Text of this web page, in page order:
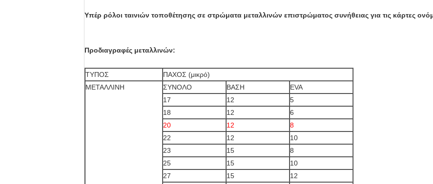
Υπέρ ρόλοι ταινιών τοποθέτησης σε στρώματα μεταλλινών επιστρώματος συνήθειας για τις κάρτες
Προδιαγραφές μεταλλινών:
ΤΥΠΟΣ
ΠΑΧΟΣ (μικρό)
ΜΕΤΑΛΛΙΝΗ
ΣΥΝΟΛΟ ΒΑΣΗ
EVA
17
12
5
18
12
6
20
12
8
22
12
10
23
15
8
25
15
10
27
15
12